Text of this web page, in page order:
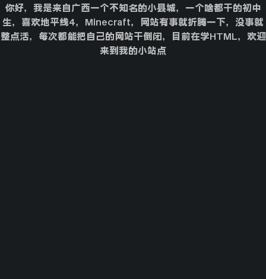
你好，我是来自广西一个不知名的小县城，一个啥都干的初中
生，喜欢地平线4，Minecraft，网站有事就折腾一下，没事就
整点活，每次都能把自己的网站干倒闭，目前在学HTML，欢迎
来到我的小站点